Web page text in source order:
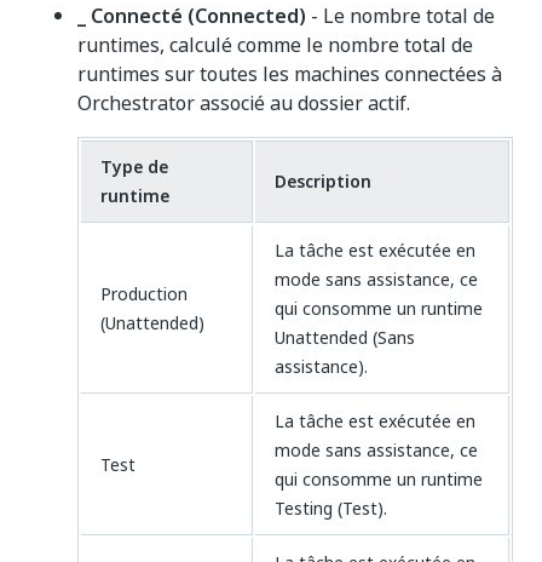
_ Connecté (Connected) - Le nombre total de
runtimes, calculé comme le nombre total de
runtimes sur toutes les machines connectées à
Orchestrator associé au dossier actif.
Type de
runtime
Description
Production
(Unattended)
La tâche est exécutée en
mode sans assistance, ce
qui consomme un runtime
Unattended (Sans
assistance).
Test
La tâche est exécutée en
mode sans assistance, ce
qui consomme un runtime
Testing (Test).